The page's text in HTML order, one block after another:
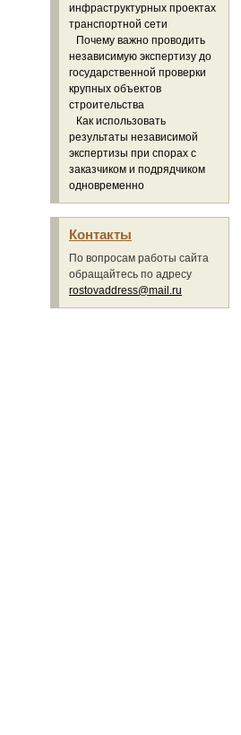
инфраструктурных проектах
транспортной сети
Почему важно проводить
независимую экспертизу до
государственной проверки
крупных объектов
строительства
Как использовать
результаты независимой
экспертизы при спорах с
заказчиком и подрядчиком
одновременно
Контакты
По вопросам работы сайта
обращайтесь по адресу
rostovaddress@mail.ru